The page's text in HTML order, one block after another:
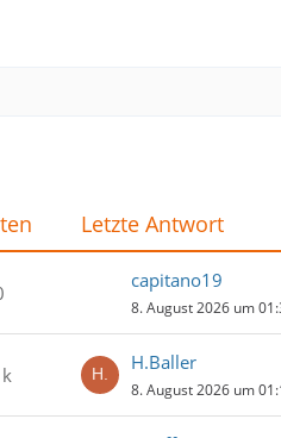
Letzte Antwort
capitano19
8. August 2026 um
H.Baller
8. August 2026 um